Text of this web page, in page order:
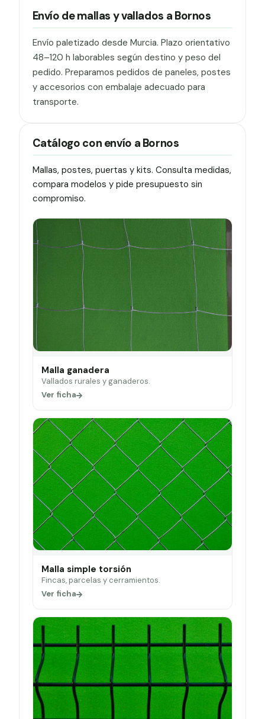
Envío de mallas y vallados a Bornos
Envío paletizado desde Murcia. Plazo orientativo
48–120 h laborables según destino y peso del
pedido. Preparamos pedidos de paneles, postes
y accesorios con embalaje adecuado para
transporte.
Catálogo con envío a Bornos
Mallas, postes, puertas y kits. Consulta medidas,
compara modelos y pide presupuesto sin
compromiso.
Malla ganadera
Vallados rurales y ganaderos.
Ver ficha
Malla simple torsión
Fincas, parcelas y cerramientos.
Ver ficha